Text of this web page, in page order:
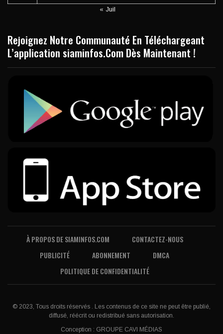
« Juil
Rejoignez Notre Communauté En Téléchargeant
L’application siaminfos.Com Dès Maintenant !
À PROPOS DE SIAMINFOS.COM
CONTACTEZ-NOUS
PUBLICITÉ
ABONNEMENT
DMCA
POLITIQUE DE CONFIDENTIALITÉ
© 2023, Tous droits réservés . Les contenus de ce site ne peut être publié,
diffusé, réécrit ou redistribué sans autorisation.
Conception : GROUPE CAVI MÉDIAS